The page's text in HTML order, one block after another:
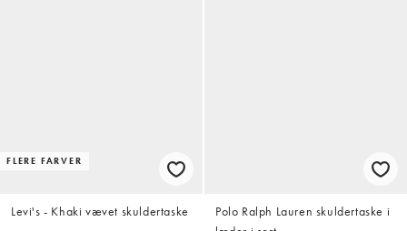
FLERE FARVER
Levi's - Khaki vævet skuldertaske
Polo Ralph Lauren skuldertaske i